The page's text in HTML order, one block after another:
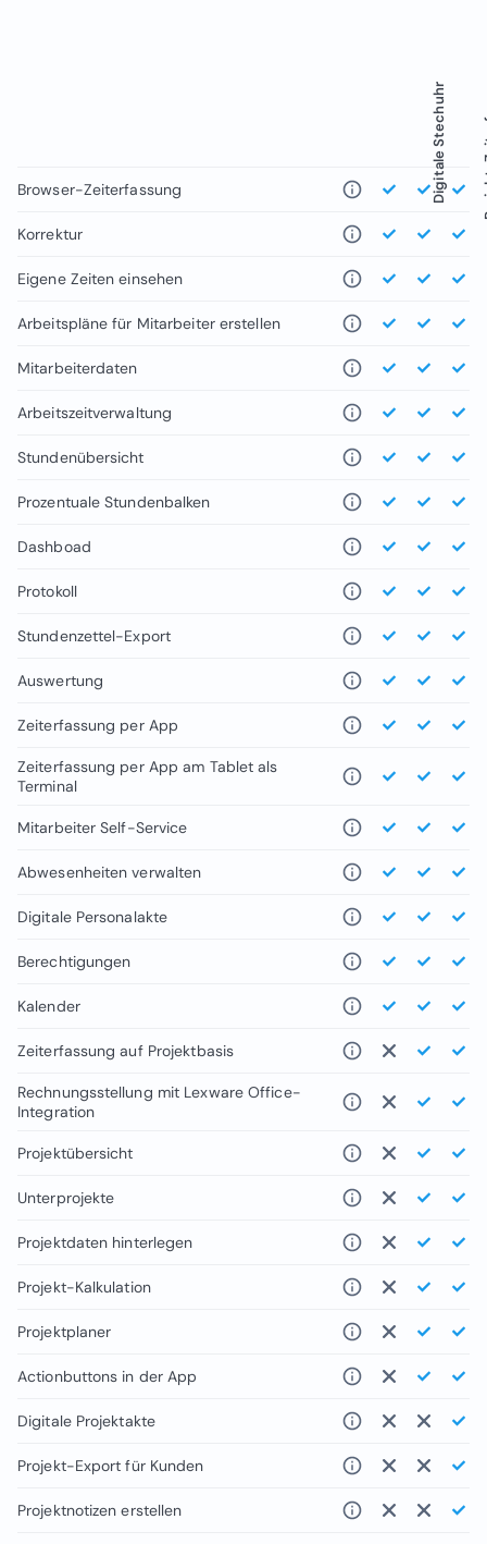
Digitale Stechuhr
Browser-Zeiterfassung
Korrektur
Eigene Zeiten einsehen
Arbeitspläne für Mitarbeiter erstellen
Mitarbeiterdaten
Arbeitszeitverwaltung
Stundenübersicht
Prozentuale Stundenbalken
Dashboad
Protokoll
Stundenzettel-Export
Auswertung
Zeiterfassung per App
Zeiterfassung per App am Tablet als
Terminal
Mitarbeiter Self-Service
Abwesenheiten verwalten
Digitale Personalakte
Berechtigungen
Kalender
Zeiterfassung auf Projektbasis
Rechnungsstellung mit Lexware Office-
Integration
Projektübersicht
Unterprojekte
Projektdaten hinterlegen
Projekt-Kalkulation
Projektplaner
Actionbuttons in der App
Digitale Projektakte
Projekt-Export für Kunden
Projektnotizen erstellen